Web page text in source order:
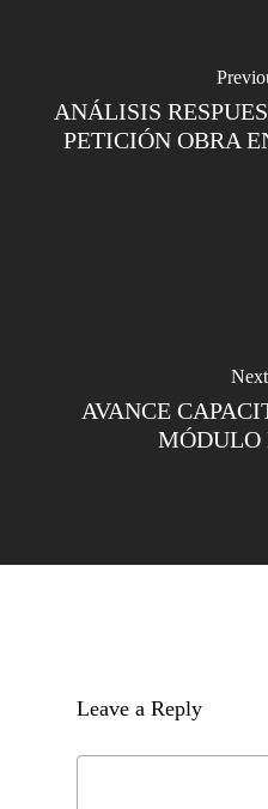
ANÁLISIS
PETICIÓN OBRA
AVANCE
MÓDULO
Leave a Reply